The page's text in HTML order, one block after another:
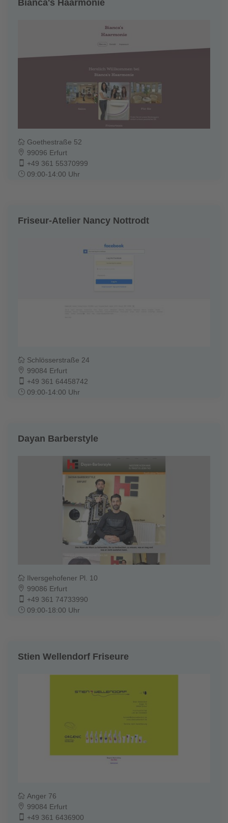
Bianca's Haarmonie
Goethestraße 52
99096 Erfurt
+49 361 55370999
09:00-14:00 Uhr
Friseur-Atelier Nancy Nottrodt
Schlösserstraße 24
99084 Erfurt
+49 361 64458742
09:00-14:00 Uhr
Dayan Barberstyle
Ilversgehofener Pl. 10
99086 Erfurt
+49 361 74733990
09:00-18:00 Uhr
Stien Wellendorf Friseure
Anger 76
99084 Erfurt
+49 361 6436900